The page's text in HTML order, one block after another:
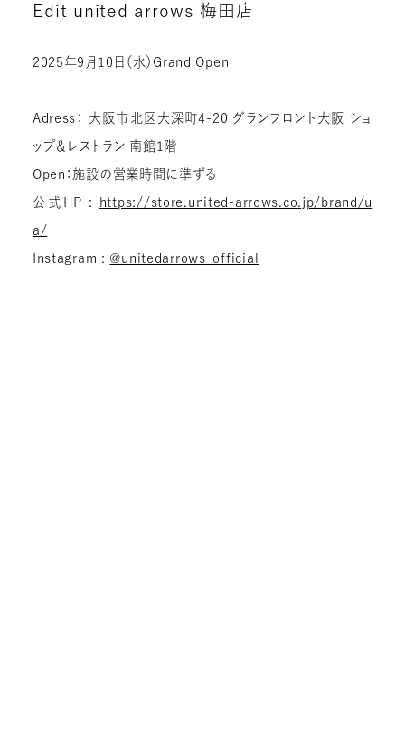
Edit united arrows 梅田店
2025年9月10日（水）Grand Open
Adress： 大阪市北区大深町4-20 グランフロント大阪 ショ
ップ＆レストラン 南館1階
Open：施設の営業時間に準ずる
公式HP : https://store.united-arrows.co.jp/brand/u
a/
Instagram : @unitedarrows_official